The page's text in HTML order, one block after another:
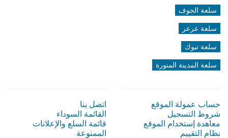
سلعة الجوف
سلعة عرعر
سلعة تبوك
سلعة المدينة المنورة
حساب عمولة الموقع
شروط التسجيل
معاهدة إستخدام الموقع
نظام التقييم
اتصل بنا
القائمة السوداء
قائمة السلع والإعلانات
الممنوعة